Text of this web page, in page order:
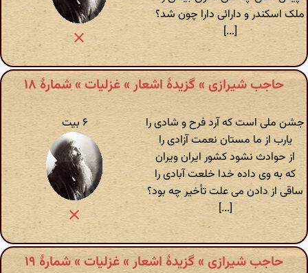
ملک اسکندر و دارائی دارا چون شد؟
[...]
حاجب شیرازی » گزیدهٔ اشعار » غزلیات » شمارهٔ ۱۸
جشن ملی است که آرد فرح و شادی را
یارب از ما مستان نعمت آزادی را
از حوادث نشود کشور ایران ویران
که به وی داده خدا خلعت آبادی را
ساقی از دادن می علت تأخیر چه بود؟
[...]
۶ بیت
حاجب شیرازی » گزیدهٔ اشعار » غزلیات » شمارهٔ ۱۹